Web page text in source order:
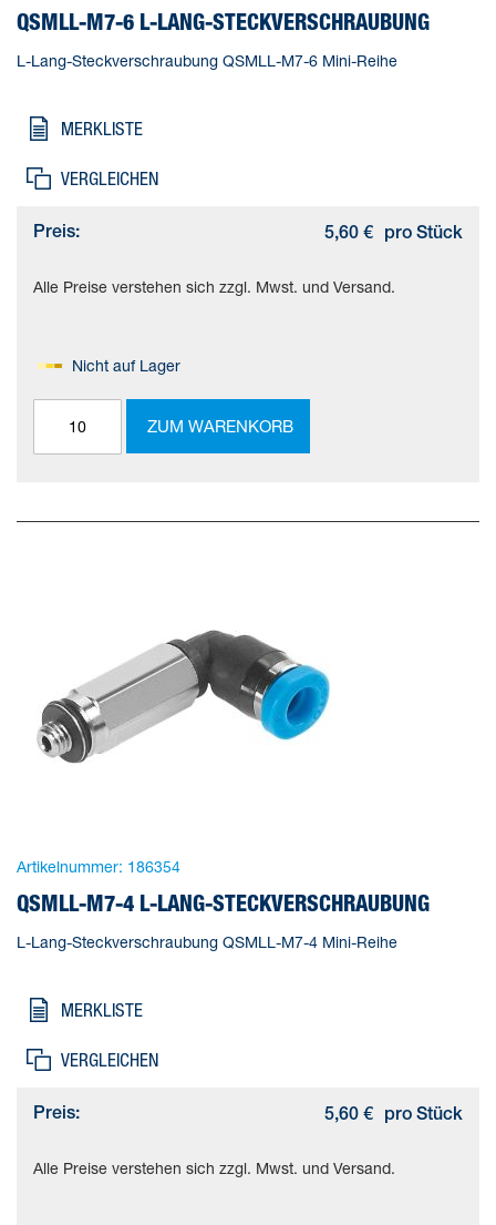
QSMLL-M7-6 L-LANG-STECKVERSCHRAUBUNG
L-Lang-Steckverschraubung QSMLL-M7-6 Mini-Reihe
MERKLISTE
VERGLEICHEN
Preis: 5,60 € pro Stück
Alle Preise verstehen sich zzgl. Mwst. und Versand.
Nicht auf Lager
ZUM WARENKORB
Artikelnummer: 186354
QSMLL-M7-4 L-LANG-STECKVERSCHRAUBUNG
L-Lang-Steckverschraubung QSMLL-M7-4 Mini-Reihe
MERKLISTE
VERGLEICHEN
Preis: 5,60 € pro Stück
Alle Preise verstehen sich zzgl. Mwst. und Versand.